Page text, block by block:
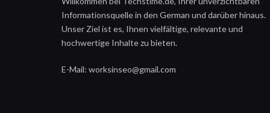
Informationsquelle in den German und darüber hinaus.
Unser Ziel ist es, Ihnen vielfältige, relevante und
hochwertige Inhalte zu bieten.
E-Mail: worksinseo@gmail.com